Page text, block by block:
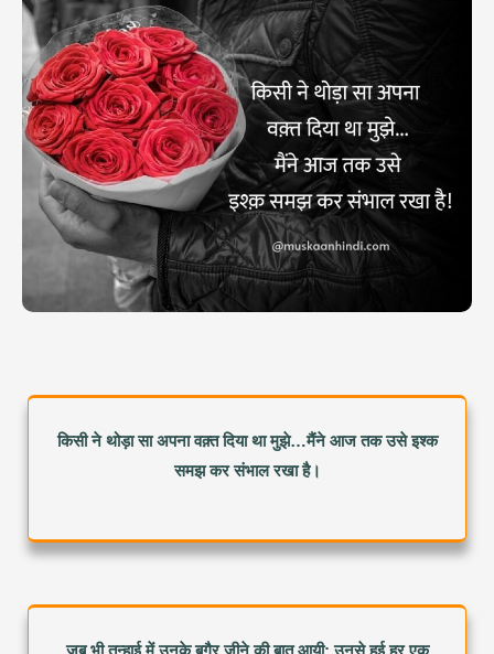
किसी ने थोड़ा सा अपना वक़्त दिया था मुझे…मैंने आज तक उसे इश्क
समझ कर संभाल रखा है।
जब भी तन्हाई में उनके बगैर जीने की बात आयी; उनसे हुई हर एक